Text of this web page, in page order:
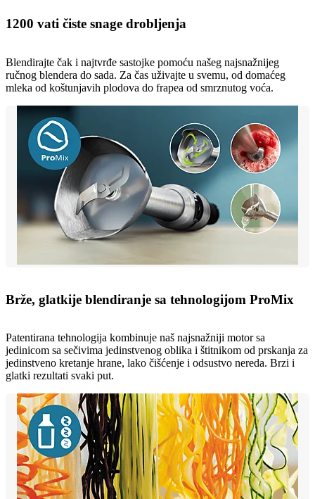
1200 vati čiste snage drobljenja
Blendirajte čak i najtvrđe sastojke pomoću našeg najsnažnijeg
ručnog blendera do sada. Za čas uživajte u svemu, od domaćeg
mleka od koštunjavih plodova do frapea od smrznutog voća.
Brže, glatkije blendiranje sa tehnologijom ProMix
Patentirana tehnologija kombinuje naš najsnažniji motor sa
jedinicom sa sečivima jedinstvenog oblika i štitnikom od prskanja za
jedinstveno kretanje hrane, lako čišćenje i odsustvo nereda. Brzi i
glatki rezultati svaki put.